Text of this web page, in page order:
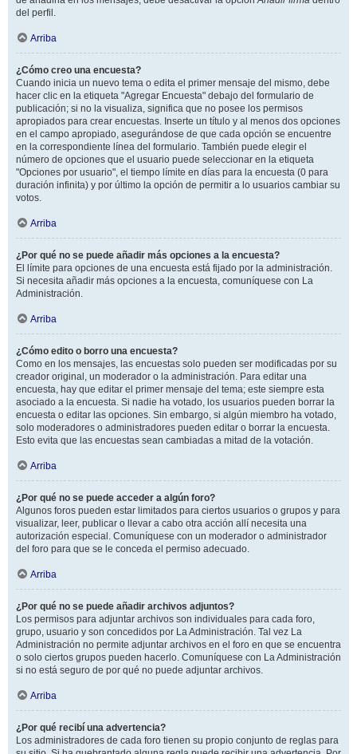
del perfil.
Arriba
¿Cómo creo una encuesta?
Cuando inicia un nuevo tema o edita el primer mensaje del mismo, debe
hacer clic en la etiqueta "Agregar Encuesta" debajo del formulario de
publicación; si no la visualiza, significa que no posee los permisos
apropiados para crear encuestas. Inserte un título y al menos dos opciones
en el campo apropiado, asegurándose de que cada opción se encuentre
en la correspondiente línea del formulario. También puede elegir el
número de opciones que el usuario puede seleccionar en la etiqueta
"Opciones por usuario", el tiempo límite en días para la encuesta (0 para
duración infinita) y por último la opción de permitir a lo usuarios cambiar su
votos.
Arriba
¿Por qué no se puede añadir más opciones a la encuesta?
El límite para opciones de una encuesta está fijado por la administración.
Si necesita añadir más opciones a la encuesta, comuníquese con La
Administración.
Arriba
¿Cómo edito o borro una encuesta?
Como en los mensajes, las encuestas solo pueden ser modificadas por su
creador original, un moderador o la administración. Para editar una
encuesta, hay que editar el primer mensaje del tema; este siempre esta
asociado a la encuesta. Si nadie ha votado, los usuarios pueden borrar la
encuesta o editar las opciones. Sin embargo, si algún miembro ha votado,
solo moderadores o administradores pueden editar o borrar la encuesta.
Esto evita que las encuestas sean cambiadas a mitad de la votación.
Arriba
¿Por qué no se puede acceder a algún foro?
Algunos foros pueden estar limitados para ciertos usuarios o grupos y para
visualizar, leer, publicar o llevar a cabo otra acción allí necesita una
autorización especial. Comuníquese con un moderador o administrador
del foro para que se le conceda el permiso adecuado.
Arriba
¿Por qué no se puede añadir archivos adjuntos?
Los permisos para adjuntar archivos son individuales para cada foro,
grupo, usuario y son concedidos por La Administración. Tal vez La
Administración no permite adjuntar archivos en el foro en que se encuentra
o solo ciertos grupos pueden hacerlo. Comuníquese con La Administración
si no está seguro de por qué no puede adjuntar archivos.
Arriba
¿Por qué recibí una advertencia?
Los administradores de cada foro tienen su propio conjunto de reglas para